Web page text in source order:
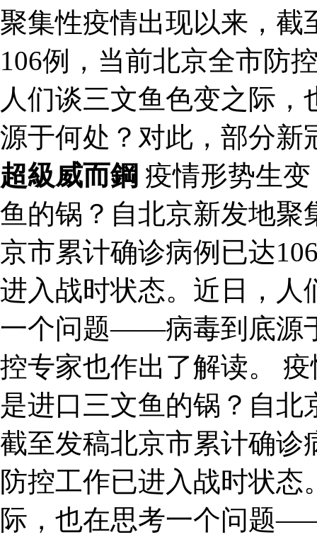
聚集性疫情出现以来，截
106例，当前北京全市防
人们谈三文鱼色变之际
源于何处？对此，部分新
超級威而鋼 疫情形势生
鱼的锅？自北京新发地聚
京市累计确诊病例已达
进入战时状态。近日，人
一个问题——病毒到底源
控专家也作出了解读。
是进口三文鱼的锅？自
截至发稿北京市累计确诊
防控工作已进入战时状
际，也在思考一个问题